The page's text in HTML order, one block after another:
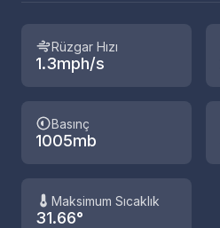
Rüzgar Hızı
1.3mph/s
Basınç
1005mb
Maksimum Sıcaklık
31.66°